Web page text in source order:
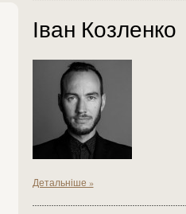
Іван Козленко
Детальніше »